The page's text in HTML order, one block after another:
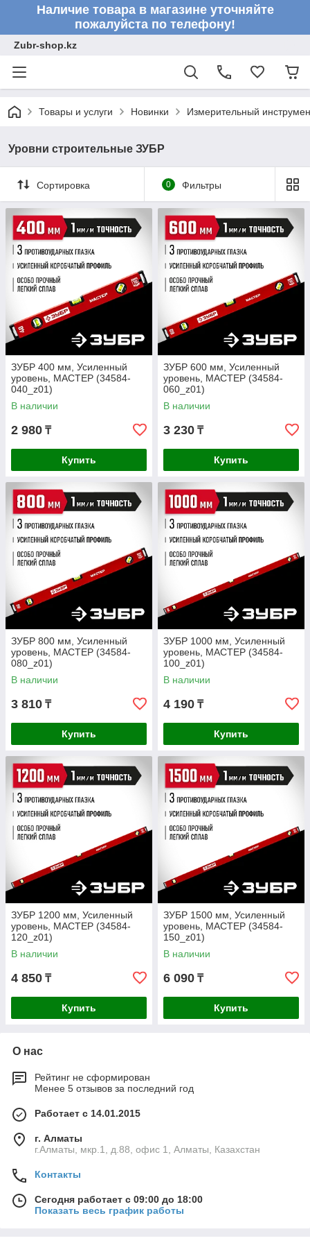
Наличие товара в магазине уточняйте
пожалуйста по телефону!
Zubr-shop.kz
Товары и услуги Новинки Измерительный
Уровни строительные ЗУБР
Сортировка 0 Фильтры
ЗУБР 400 мм, Усиленный
уровень, МАСТЕР (34584-
040_z01)
В наличии
2 980 ₸
Купить
ЗУБР 600 мм, Усиленный
уровень, МАСТЕР (34584-
060_z01)
В наличии
3 230 ₸
Купить
ЗУБР 800 мм, Усиленный
уровень, МАСТЕР (34584-
080_z01)
В наличии
3 810 ₸
Купить
ЗУБР 1000 мм, Усиленный
уровень, МАСТЕР (34584-
100_z01)
В наличии
4 190 ₸
Купить
ЗУБР 1200 мм, Усиленный
уровень, МАСТЕР (34584-
120_z01)
В наличии
4 850 ₸
Купить
ЗУБР 1500 мм, Усиленный
уровень, МАСТЕР (34584-
150_z01)
В наличии
6 090 ₸
Купить
О нас
Рейтинг не сформирован
Менее 5 отзывов за последний год
Работает с 14.01.2015
г. Алматы
г.Алматы, мкр.1, д.88, офис 1, Алматы, Казахстан
Контакты
Сегодня работает с 09:00 до 18:00
Показать весь график работы